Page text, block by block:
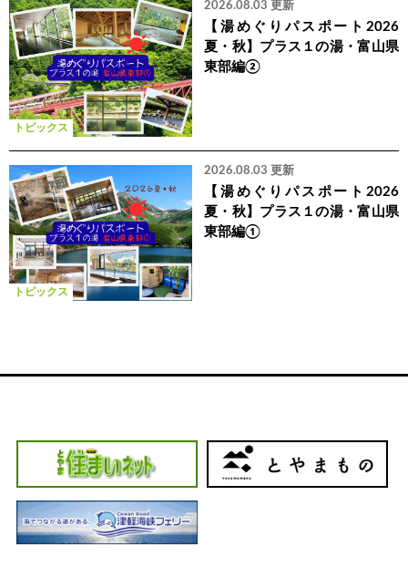
トピックス
2026.08.03 更新
【湯めぐりパスポート2026
夏・秋】プラス１の湯・富山県
東部編②
トピックス
2026.08.03 更新
【湯めぐりパスポート2026
夏・秋】プラス１の湯・富山県
東部編①